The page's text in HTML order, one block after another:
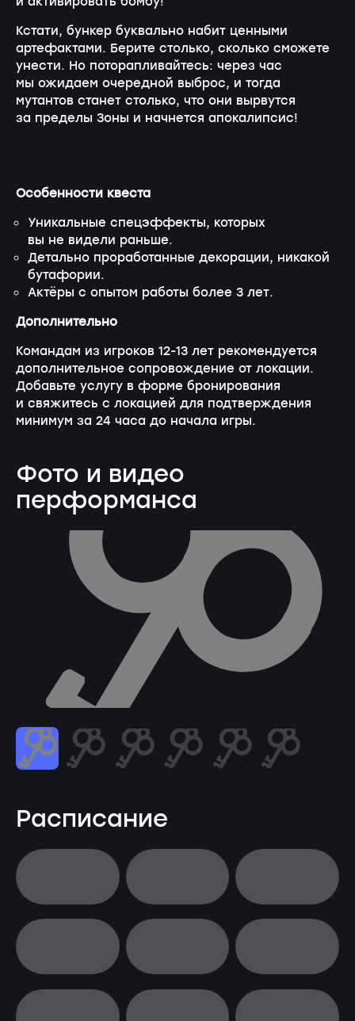
Кстати, бункер буквально набит ценными
артефактами. Берите столько, сколько сможете
унести. Но поторапливайтесь: через час
мы ожидаем очередной выброс, и тогда
мутантов станет столько, что они вырвутся
за пределы Зоны и начнется апокалипсис!
Особенности квеста
Уникальные спецэффекты, которых
вы не видели раньше.
Детально проработанные декорации, никакой
бутафории.
Актёры с опытом работы более 3 лет.
Дополнительно
Командам из игроков 12-13 лет рекомендуется
дополнительное сопровождение от локации.
Добавьте услугу в форме бронирования
и свяжитесь с локацией для подтверждения
минимум за 24 часа до начала игры.
Фото и видео
перформанса
Расписание